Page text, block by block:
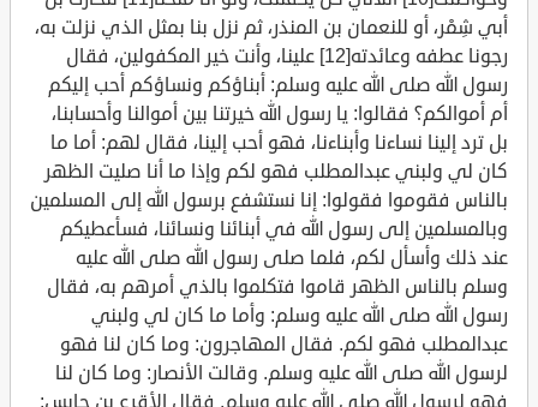
أبي شِمْر، أو للنعمان بن المنذر، ثم نزل بنا بمثل الذي نزلت به،
رجونا عطفه وعائدته[12] علينا، وأنت خير المكفولين، فقال
رسول الله صلى الله عليه وسلم: أبناؤكم ونساؤكم أحب إليكم
أم أموالكم؟ فقالوا: يا رسول الله خيرتنا بين أموالنا وأحسابنا،
بل ترد إلينا نساءنا وأبناءنا، فهو أحب إلينا، فقال لهم: أما ما
كان لي ولبني عبدالمطلب فهو لكم وإذا ما أنا صليت الظهر
بالناس فقوموا فقولوا: إنا نستشفع برسول الله إلى المسلمين
وبالمسلمين إلى رسول الله في أبنائنا ونسائنا، فسأعطيكم
عند ذلك وأسأل لكم، فلما صلى رسول الله صلى الله عليه
وسلم بالناس الظهر قاموا فتكلموا بالذي أمرهم به، فقال
رسول الله صلى الله عليه وسلم: وأما ما كان لي ولبني
عبدالمطلب فهو لكم. فقال المهاجرون: وما كان لنا فهو
لرسول الله صلى الله عليه وسلم. وقالت الأنصار: وما كان لنا